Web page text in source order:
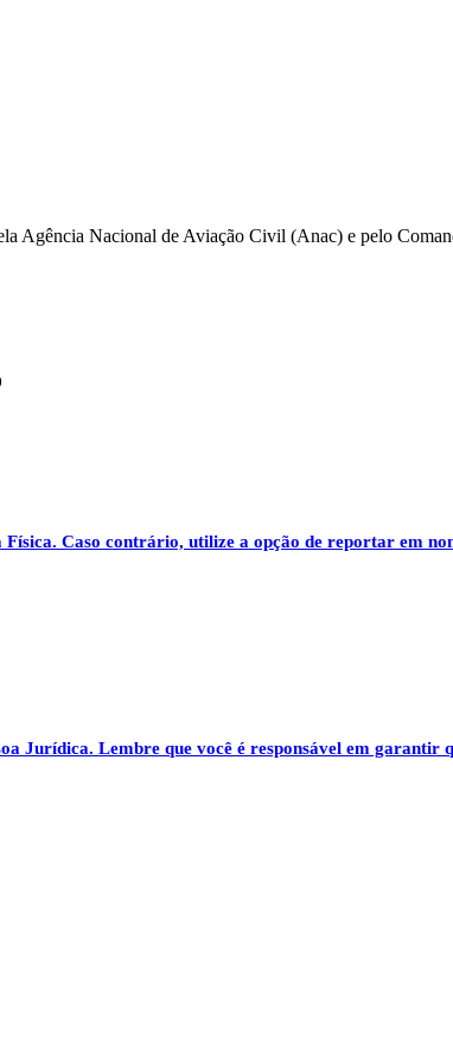
Agência Nacional de Aviação Civil (Anac) e pelo
Física. Caso contrário, utilize a opção de reportar em
Jurídica. Lembre que você é responsável em